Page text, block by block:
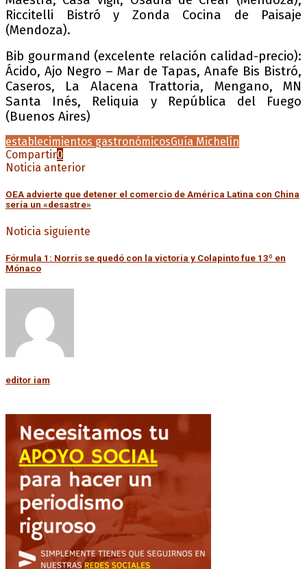
Riccitelli Bistró y Zonda Cocina de Paisaje
(Mendoza).
Bib gourmand (excelente relación calidad-precio):
Ácido, Ajo Negro – Mar de Tapas, Anafe Bis Bistró,
Caseros, La Alacena Trattoria, Mengano, MN
Santa Inés, Reliquia y República del Fuego
(Buenos Aires)
establecimientos gastronómicosGuía Michelín
Compartir0
Noticia anterior
OEA advierte que detener el comercio de América Latina con China
sería un «desastre»
Noticia siguiente
Fórmula 1: Norris se quedó con la victoria y Colapinto fue 13º en
Mónaco
editor iam